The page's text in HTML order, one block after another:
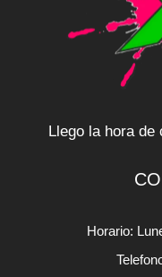
Llego la hora
Horario: